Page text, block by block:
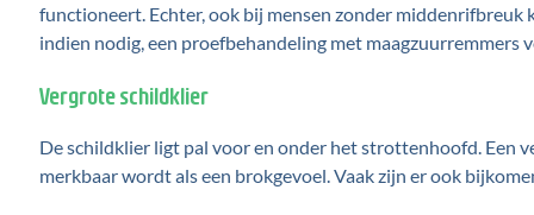
functioneert. Echter, ook bij mensen zonder
indien nodig, een proefbehandeling met maagzuurremmers
Vergrote schildklier
De schildklier ligt pal voor en onder het strottenhoofd. Een
merkbaar wordt als een brokgevoel. Vaak zijn er ook